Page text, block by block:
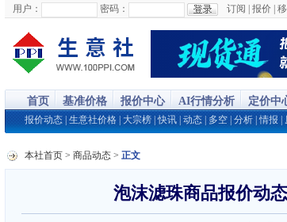
用户： 密码： 订阅 报价
首页 基准价格 报价中心 AI行情分析 定价中
报价动态 生意社价格 大宗榜 |快讯 动态 多空 分析 |情报
本社首页 > 商品动态 > 正文
泡沫滤珠商品报价动态